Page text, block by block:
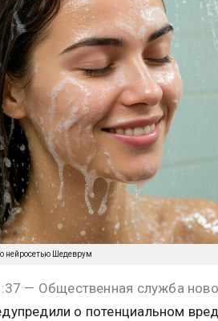
нейросетью Шедеврум
— Общественная служба
о потенциальном